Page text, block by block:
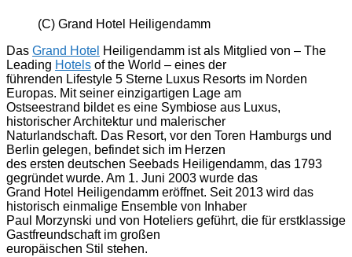
(C) Grand Hotel Heiligendamm
Das Grand Hotel Heiligendamm ist als Mitglied von – The
Leading Hotels of the World – eines der
führenden Lifestyle 5 Sterne Luxus Resorts im Norden
Europas. Mit seiner einzigartigen Lage am
Ostseestrand bildet es eine Symbiose aus Luxus,
historischer Architektur und malerischer
Naturlandschaft. Das Resort, vor den Toren Hamburgs und
Berlin gelegen, befindet sich im Herzen
des ersten deutschen Seebads Heiligendamm, das 1793
gegründet wurde. Am 1. Juni 2003 wurde das
Grand Hotel Heiligendamm eröffnet. Seit 2013 wird das
historisch einmalige Ensemble von Inhaber
Paul Morzynski und von Hoteliers geführt, die für erstklassige
Gastfreundschaft im großen
europäischen Stil stehen.